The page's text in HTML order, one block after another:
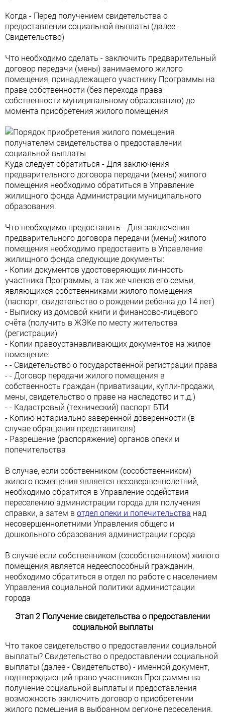
Когда - Перед получением свидетельства о
предоставлении социальной выплаты (далее -
Свидетельство)
Что необходимо сделать - заключить предварительный
договор передачи (мены) занимаемого жилого
помещения, принадлежащего участнику Программы на
праве собственности (без перехода права
собственности муниципальному образованию) до
момента приобретения жилого помещения
Куда следует обратиться - Для заключения
предварительного договора передачи (мены) жилого
помещения необходимо обратиться в Управление
жилищного фонда Администрации муниципального
образования.
Что необходимо предоставить - Для заключения
предварительного договора передачи (мены) жилого
помещения необходимо предоставить в Управление
жилищного фонда следующие документы:
- Копии документов удостоверяющих личность
участника Программы, а так же членов его семьи,
являющихся собственниками жилого помещения
(паспорт, свидетельство о рождении ребенка до 14 лет)
- Выписку из домовой книги и финансово-лицевого
счёта (получить в ЖЭКе по месту жительства
(регистрации)
- Копии правоустанавливающих документов на жилое
помещение:
- - Свидетельство о государственной регистрации права
- - Договор передачи жилого помещения в
собственность граждан (приватизации, купли-продажи,
мены, свидетельство о праве на наследство и т.д.)
- - Кадастровый (технический) паспорт БТИ
- Копию нотариально заверенной доверенности (в
случае обращения представителя)
- Разрешение (распоряжение) органов опеки и
попечительства
В случае, если собственником (сособственником)
жилого помещения является несовершеннолетний,
необходимо обратится в Управление содействия
переселению администрации города для получения
справки, а затем в отдел опеки и попечительства над
несовершеннолетними Управления общего и
дошкольного образования администрации города
В случае если собственником (сособственником) жилого
помещения является недееспособный гражданин,
необходимо обратиться в отдел по работе с населением
Управления социальной политики администрации
города
Этап 2 Получение свидетельства о предоставлении
социальной выплаты
Что такое свидетельство о предоставлении социальной
выплаты? Свидетельство о предоставлении социальной
выплаты (далее - Свидетельство) - именной документ,
подтверждающий право участников Программы на
получение социальной выплаты и предоставления
возможность заключить договор о приобретении
жилого помещения в выбранном регионе переселения.